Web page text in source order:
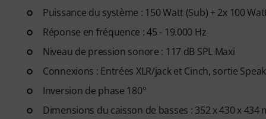
Puissance du système : 150 Watt (Sub) + 2x 100
Réponse en fréquence : 45 - 19.000 Hz
Niveau de pression sonore : 117 dB SPL Maxi
Connexions : Entrées XLR/jack et Cinch, sortie
Inversion de phase 180°
Dimensions du caisson de basses : 352 x 430 x 434